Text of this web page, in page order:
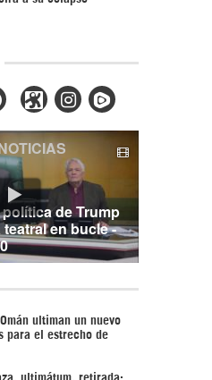
 
de Trump
en bucle -
Omán ultiman un nuevo
para el estrecho de
ultimátum, retirada: